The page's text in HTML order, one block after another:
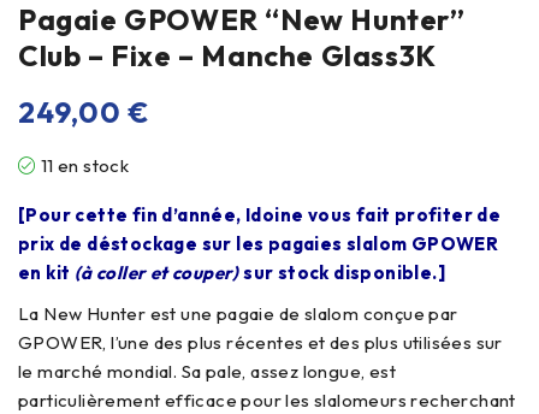
Pagaie GPOWER “New Hunter”
Club – Fixe – Manche Glass3K
249,00€
11 en stock
[Pour cette fin d’année, Idoine vous fait profiter de
prix de déstockage sur les pagaies slalom GPOWER
en kit (à coller et couper)sur stock disponible.]
La New Hunter est une pagaie de slalom conçue par
GPOWER, l’une des plus récentes et des plus utilisées sur
le marché mondial. Sa pale, assez longue, est
particulièrement efficace pour les slalomeurs recherchant